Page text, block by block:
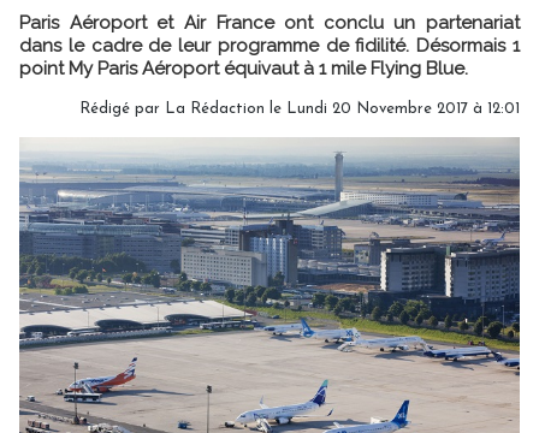
Paris Aéroport et Air France ont conclu un partenariat
dans le cadre de leur programme de fidilité. Désormais 1
point My Paris Aéroport équivaut à 1 mile Flying Blue.
Rédigé par La Rédaction le Lundi 20 Novembre 2017 à 12:01